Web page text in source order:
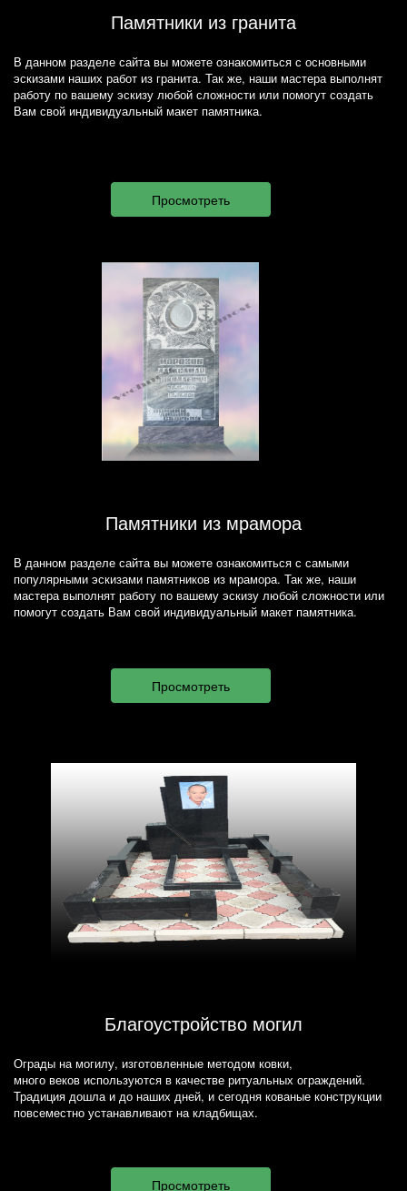
Памятники из гранита
В данном разделе сайта вы можете ознакомиться с основными
эскизами наших работ из гранита. Так же, наши мастера выполнят
работу по вашему эскизу любой сложности или помогут создать
Вам свой индивидуальный макет памятника.
Памятники из мрамора
В данном разделе сайта вы можете ознакомиться с самыми
популярными эскизами памятников из мрамора. Так же, наши
мастера выполнят работу по вашему эскизу любой сложности или
помогут создать Вам свой индивидуальный макет памятника.
Благоустройство могил
Ограды на могилу, изготовленные методом ковки,
много веков используются в качестве ритуальных ограждений.
Традиция дошла и до наших дней, и сегодня кованые конструкции
повсеместно устанавливают на кладбищах.